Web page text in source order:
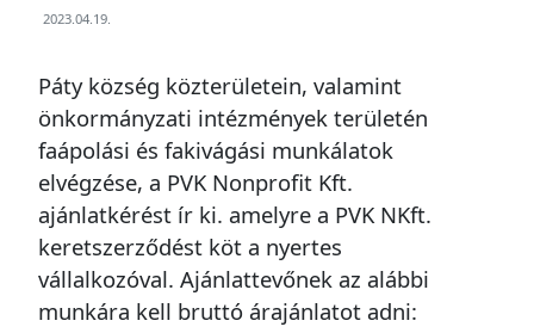
2023.04.19.
Páty község közterületein, valamint
önkormányzati intézmények területén
faápolási és fakivágási munkálatok
elvégzése, a PVK Nonprofit Kft.
ajánlatkérést ír ki. amelyre a PVK NKft.
keretszerződést köt a nyertes
vállalkozóval. Ajánlattevőnek az alábbi
munkára kell bruttó árajánlatot adni: